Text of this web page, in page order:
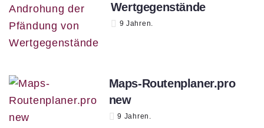
Wertgegenstände
9 Jahren.
Maps-Routenplaner.pro
new
9 Jahren.